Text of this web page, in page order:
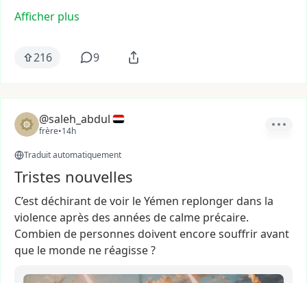
Afficher plus
216 9
@saleh_abdul
frère•14h
Traduit automatiquement
Tristes nouvelles
C’est déchirant devoir leYémen replonger dans la
violenceaprès des années de calme précaire.
Combien de personnes doivent encoresouffriravant
que le monde ne réagisse?